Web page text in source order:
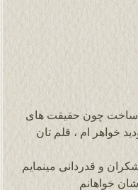
ساخت چون حقیقت های
خواهر ام ، قلم تان
و قدردانی مینمایم
خواهانم